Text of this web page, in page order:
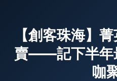
【創客珠海】
賣——記下半年
咖